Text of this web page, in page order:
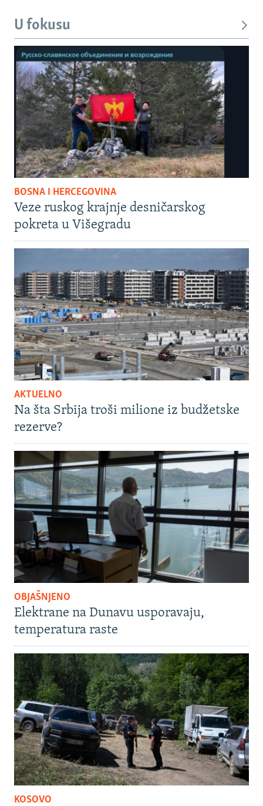
U fokusu
BOSNA I HERCEGOVINA
Veze ruskog krajnje desničarskog
pokreta u Višegradu
AKTUELNO
Na šta Srbija troši milione iz budžetske
rezerve?
OBJAŠNJENO
Elektrane na Dunavu usporavaju,
temperatura raste
KOSOVO